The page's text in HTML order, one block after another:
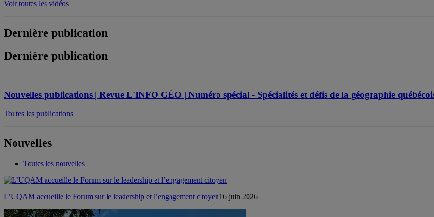
Voir toutes les vidéos
Dernière publication
Dernière publication
Nouvelles publications | Revue L'INFO GÉO | Numéro spécial - Spécialités et défis de la géographie
Toutes les publications
Nouvelles
Toutes les nouvelles
L’UQAM accueille le Forum sur le leadership et l’engagement citoyen16 juin 2026